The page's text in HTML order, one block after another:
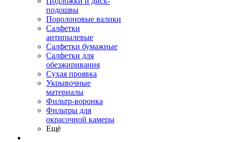
подошвы
Поролоновые валики
Салфетки
антипылевые
Салфетки бумажные
Салфетки для
обезжиривания
Сухая проявка
Укрывочные
материалы
Фильтр-воронка
Фильтры для
окрасочной камеры
Ещё